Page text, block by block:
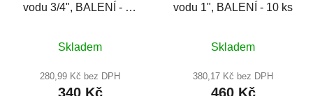
vodu 3/4", BALENÍ - 20
hodnocení
produktu
je
Skladem
280,99 Kč bez DPH
340 Kč
vodu 1", BALENÍ - 10 ks
hodnocení
produktu
je
Skladem
380,17 Kč bez DPH
460 Kč